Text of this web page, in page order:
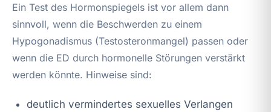
Ein Test des Hormonspiegels ist vor allem dann
sinnvoll, wenn die Beschwerden zu einem
Hypogonadismus (Testosteronmangel) passen oder
wenn die ED durch hormonelle Störungen verstärkt
werden könnte. Hinweise sind:
deutlich vermindertes sexuelles Verlangen